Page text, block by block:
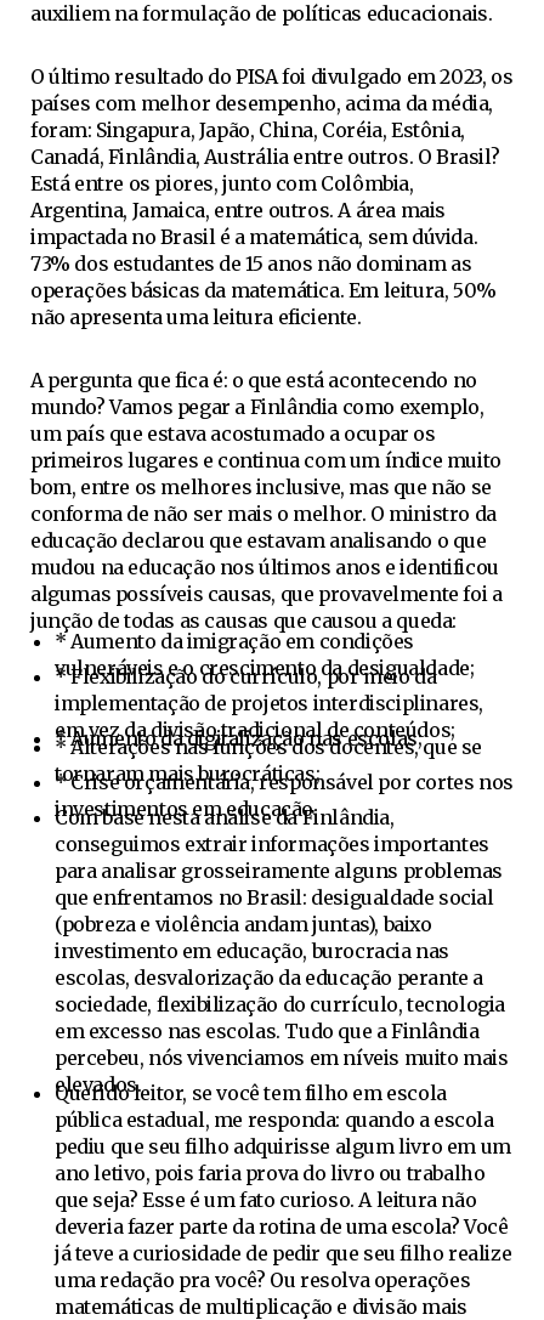
auxiliem na formulação de políticas educacionais.
O último resultado do PISA foi divulgado em 2023, os
países com melhor desempenho, acima da média,
foram: Singapura, Japão, China, Coréia, Estônia,
Canadá, Finlândia, Austrália entre outros. O Brasil?
Está entre os piores, junto com Colômbia,
Argentina, Jamaica, entre outros. A área mais
impactada no Brasil é a matemática, sem dúvida.
73% dos estudantes de 15 anos não dominam as
operações básicas da matemática. Em leitura, 50%
não apresenta uma leitura eficiente.
A pergunta que fica é: o que está acontecendo no
mundo? Vamos pegar a Finlândia como exemplo,
um país que estava acostumado a ocupar os
primeiros lugares e continua com um índice muito
bom, entre os melhores inclusive, mas que não se
conforma de não ser mais o melhor. O ministro da
educação declarou que estavam analisando o que
mudou na educação nos últimos anos e identificou
algumas possíveis causas, que provavelmente foi a
junção de todas as causas que causou a queda:
* Aumento da imigração em condições
vulneráveis e o crescimento da desigualdade;
* Flexibilização do currículo, por meio da
implementação de projetos interdisciplinares,
em vez da divisão tradicional de conteúdos;
* Aumento da digitalização nas escolas;
* Alterações nas funções dos docentes, que se
tornaram mais burocráticas;
* Crise orçamentária, responsável por cortes nos
investimentos em educação.
Com base nesta análise da Finlândia,
conseguimos extrair informações importantes
para analisar grosseiramente alguns problemas
que enfrentamos no Brasil: desigualdade social
(pobreza e violência andam juntas), baixo
investimento em educação, burocracia nas
escolas, desvalorização da educação perante a
sociedade, flexibilização do currículo, tecnologia
em excesso nas escolas. Tudo que a Finlândia
percebeu, nós vivenciamos em níveis muito mais
elevados.
Querido leitor, se você tem filho em escola
pública estadual, me responda: quando a escola
pediu que seu filho adquirisse algum livro em um
ano letivo, pois faria prova do livro ou trabalho
que seja? Esse é um fato curioso. A leitura não
deveria fazer parte da rotina de uma escola? Você
já teve a curiosidade de pedir que seu filho realize
uma redação pra você? Ou resolva operações
matemáticas de multiplicação e divisão mais